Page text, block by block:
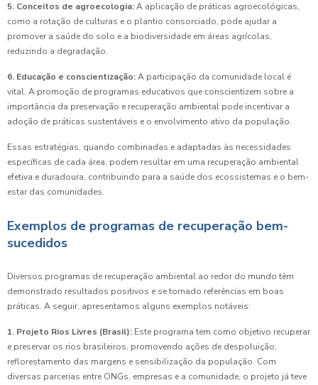
5. Conceitos de agroecologia:A aplicação de práticas agroecológicas,
como a rotação de culturas e o plantio consorciado, pode ajudar a
promover a saúde do solo e a biodiversidade em áreas agrícolas,
reduzindo a degradação.
6. Educação e conscientização:A participação da comunidade local é
vital. A promoção de programas educativos que conscientizem sobre a
importância da preservação e recuperação ambiental pode incentivar a
adoção de práticas sustentáveis e o envolvimento ativo da população.
Essas estratégias, quando combinadas e adaptadas às necessidades
específicas de cada área, podem resultar em uma recuperação ambiental
efetiva e duradoura, contribuindo para a saúde dos ecossistemas e o bem-
estar das comunidades.
Exemplos de programas de recuperação bem-
sucedidos
Diversos programas de recuperação ambiental ao redor do mundo têm
demonstrado resultados positivos e se tornado referências em boas
práticas. A seguir, apresentamos alguns exemplos notáveis:
1. Projeto Rios Livres (Brasil): Este programa tem como objetivo recuperar
e preservar os rios brasileiros, promovendo ações de despoluição,
reflorestamento das margens e sensibilização da população. Com
diversas parcerias entre ONGs, empresas e a comunidade, o projeto já teve